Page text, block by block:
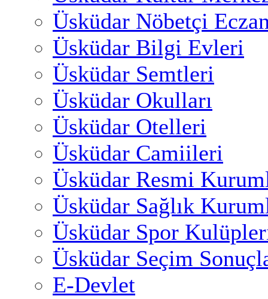
Üsküdar Nöbetçi
Üsküdar Bilgi Evleri
Üsküdar Semtleri
Üsküdar Okulları
Üsküdar Otelleri
Üsküdar Camiileri
Üsküdar Resmi
Üsküdar Sağlık
Üsküdar Spor
Üsküdar Seçim
E-Devlet